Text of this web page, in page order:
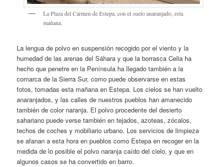
La Plaza del Carmen de Estepa, con el suelo anaranjado, esta
mañana.
La lengua de polvo en suspensión recogido por el viento y la
humedad de las arenas del Sáhara y que la borrasca Celia ha
hecho que penetre en la Península ha llegado también a la
comarca de la Sierra Sur, como puede observarse en estas
fotos, tomadas esta mañana en Estepa. Los cielos se han vuelto
anaranjados, y las calles de nuestros pueblos han amanecido
también de color naranja. El polvo procedente del desierto
sahariano puede verse también en tejados, azoteas, zócalos,
techos de coches y mobiliario urbano. Los servicios de limpieza
se afanan a esta hora en pueblos como Estepa en recoger en la
medida de lo posible el polvo naranja caído del cielo, y que en
algunos casos se ha convertido en barro.